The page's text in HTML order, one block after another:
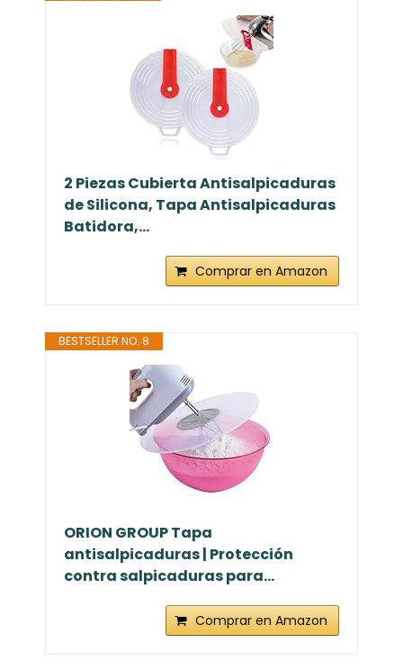
2 Piezas Cubierta Antisalpicaduras
de Silicona, Tapa Antisalpicaduras
Batidora,...
Comprar en Amazon
BESTSELLER NO. 8
ORION GROUP Tapa
antisalpicaduras | Protección
contra salpicaduras para...
Comprar en Amazon